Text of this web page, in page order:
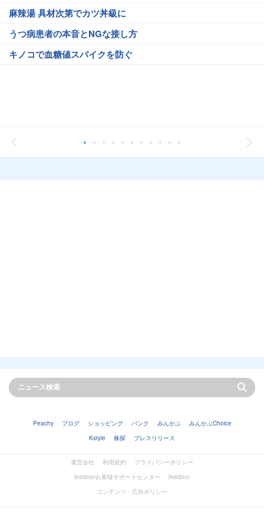
麻辣湯 具材次第でカツ丼級に
うつ病患者の本音とNGな接し方
キノコで血糖値スパイクを防ぐ
Peachy ブログ ショッピング バンク みんかぶ
みんかぶChoice
Kstyle
株探 プレスリリース
運営会社 利用規約
プライバシーポリシー
livedoorお客様サポートセンター
livedoor
コンテンツ・広告ポリシー